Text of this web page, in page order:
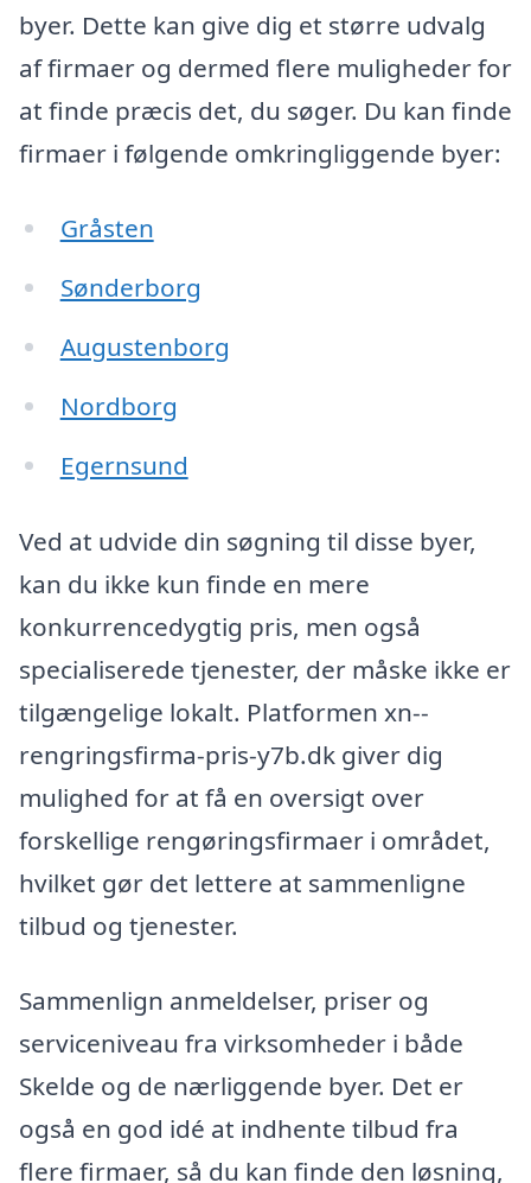
byer. Dette kan give dig et større udvalg
af firmaer og dermed flere muligheder for
at finde præcis det, du søger. Du kan finde
firmaer i følgende omkringliggende byer:
Gråsten
Sønderborg
Augustenborg
Nordborg
Egernsund
Ved at udvide din søgning til disse byer,
kan du ikke kun finde en mere
konkurrencedygtig pris, men også
specialiserede tjenester, der måske ikke er
tilgængelige lokalt. Platformen xn--
rengringsfirma-pris-y7b.dk giver dig
mulighed for at få en oversigt over
forskellige rengøringsfirmaer i området,
hvilket gør det lettere at sammenligne
tilbud og tjenester.
Sammenlign anmeldelser, priser og
serviceniveau fra virksomheder i både
Skelde og de nærliggende byer. Det er
også en god idé at indhente tilbud fra
flere firmaer, så du kan finde den løsning,